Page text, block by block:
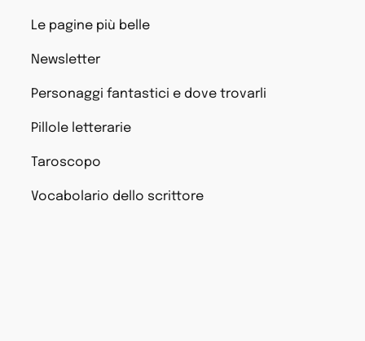
Le pagine più belle
Newsletter
Personaggi fantastici e dove trovarli
Pillole letterarie
Taroscopo
Vocabolario dello scrittore